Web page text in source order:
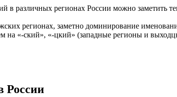
в различных регионах России можно
регионах, заметно доминирование
на «-ский», «-цкий» (западные регионы и
России